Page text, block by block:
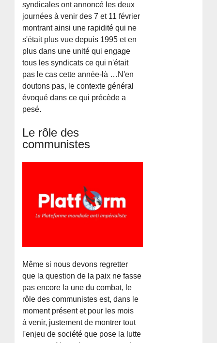
syndicales ont annoncé les deux
journées à venir des 7 et 11 février
montrant ainsi une rapidité qui ne
s'était plus vue depuis 1995 et en
plus dans une unité qui engage
tous les syndicats ce qui n'était
pas le cas cette année-là …N'en
doutons pas, le contexte général
évoqué dans ce qui précède a
pesé.
Le rôle des
communistes
Même si nous devons regretter
que la question de la paix ne fasse
pas encore la une du combat, le
rôle des communistes est, dans le
moment présent et pour les mois
à venir, justement de montrer tout
l'enjeu de société que pose la lutte